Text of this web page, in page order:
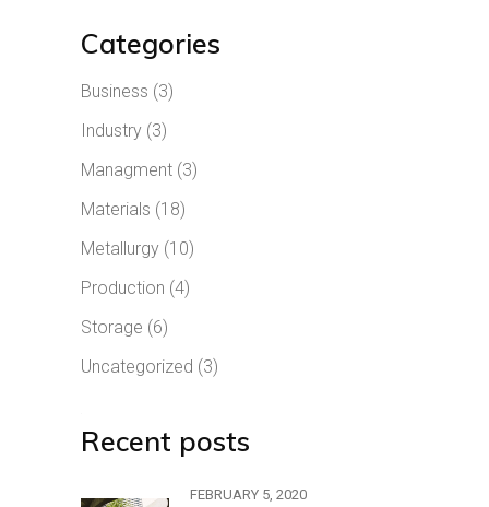
Categories
Business (3)
Industry (3)
Managment (3)
Materials (18)
Metallurgy (10)
Production (4)
Storage (6)
Uncategorized (3)
Recent posts
FEBRUARY 5, 2020